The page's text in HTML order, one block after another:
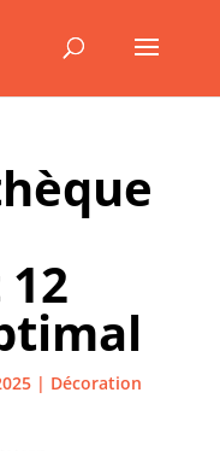
| Décoration